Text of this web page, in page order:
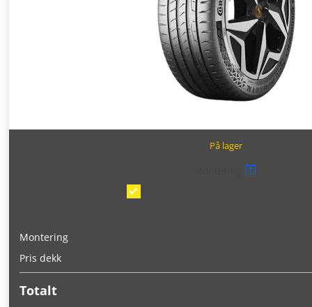
På lager
?
Montering
Pris dekk
Totalt